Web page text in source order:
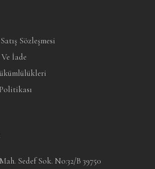
Sözleşmesi
İade
Sedef Sok. No:32/B 39750